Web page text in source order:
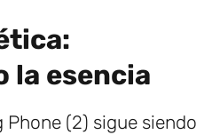
la esencia
Phone (2) sigue siendo